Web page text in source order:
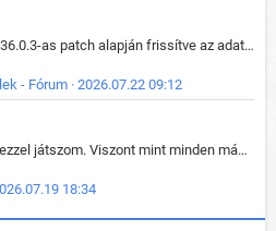
Kártya változások a 36.0.3-as patch alapján frissítve az adatbázisban (képek is cserélve).
- Fórum · 2026.07.22 09:12
Amióta bejött, csak ezzel játszom. Viszont mint minden más - akár az alapjáték is, ez is baromira összetett lett. Néha már pár kör után is esélytelen az egész. Vagy irreállisan túltápol valaki, vagy lelép a partner, vagy csak hülye mint a segg. És amikor eljönne az én időm, na akkor jön el mindenki másé is. Engem jobban érdekelne, hogy ki milyen ratingen szokott játszani. Na ez lenne egy érdekes adat.
18:34